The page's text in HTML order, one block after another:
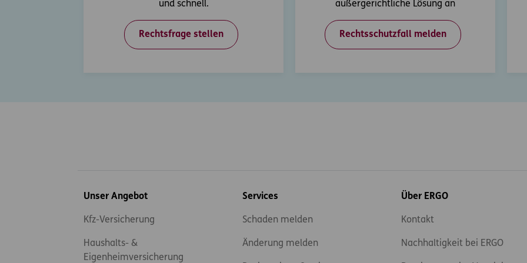
und schnell.
Rechtsfrage stellen
außergerichtliche Lösung an
Rechtsschutzfall melden
Inhaltsübersicht
Unser Angebot
Kfz-Versicherung
Haushalts- &
Eigenheimversicherung
Services
Schaden melden
Änderung melden
Über ERGO
Kontakt
Nachhaltigkeit bei ERGO